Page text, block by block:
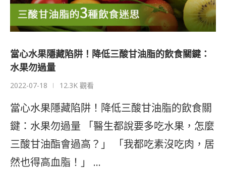
當心水果隱藏陷阱！降低三酸甘油脂的飲食關鍵：
水果勿過量
2022-07-18 12.3K 觀看
當心水果隱藏陷阱！降低三酸甘油脂的飲食關
鍵：水果勿過量 「醫生都說要多吃水果，怎麼
三酸甘油酯會過高？」 「我都吃素沒吃肉，居
然也得高血脂！」 …